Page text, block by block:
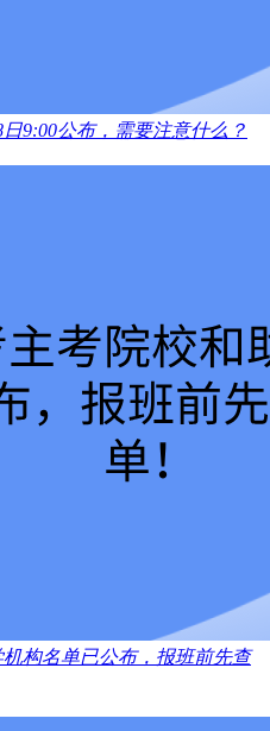
9:00公布，需要注意什么？
构名单已公布，报班前先查